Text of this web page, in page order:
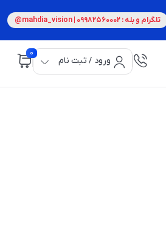
تلگرام و بله : 09982560002 | mahdia_vision@
ورود / ثبت نام
0